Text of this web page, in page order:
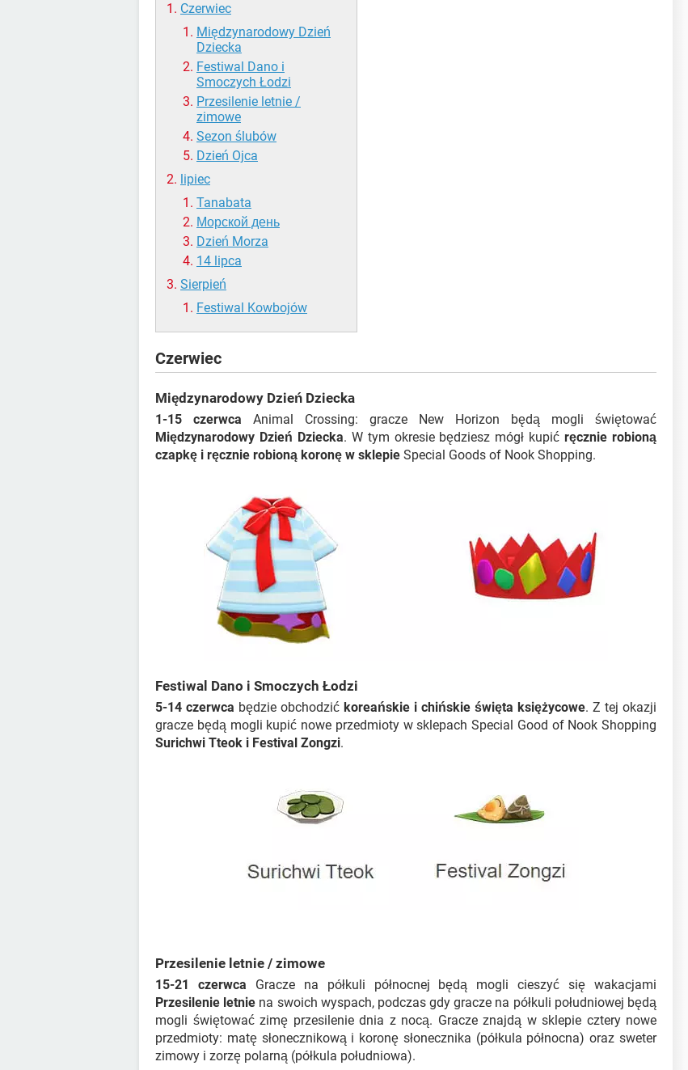
Czerwiec
Międzynarodowy Dzień
Dziecka
Festiwal Dano i
Smoczych Łodzi
Przesilenie letnie /
zimowe
Sezon ślubów
Dzień Ojca
lipiec
Tanabata
Морской день
Dzień Morza
14 lipca
Sierpień
Festiwal Kowbojów
Czerwiec
Międzynarodowy Dzień Dziecka
1-15 czerwca Animal Crossing: gracze New Horizon będą mogli świętować
Międzynarodowy Dzień Dziecka. W tym okresie będziesz mógł kupićręcznie robioną
czapkę i ręcznie robioną koronę w sklepie Special Goods of Nook Shopping.
Festiwal Dano i Smoczych Łodzi
5-14 czerwca będzie obchodzić koreańskie i chińskie święta księżycowe. Z tej okazji
gracze będą mogli kupić nowe przedmioty w sklepach Special Good of Nook Shopping
Surichwi Tteok i Festival Zongzi.
Przesilenie letnie / zimowe
15-21 czerwca Gracze na półkuli północnej będą mogli cieszyć się wakacjami
Przesilenie letnie na swoich wyspach, podczas gdy gracze na półkuli południowej będą
mogli świętować zimę przesilenie dnia z nocą. Gracze znajdą w sklepie cztery nowe
przedmioty: matę słonecznikową i koronę słonecznika (półkula północna) oraz sweter
zimowy i zorzę polarną (półkula południowa).